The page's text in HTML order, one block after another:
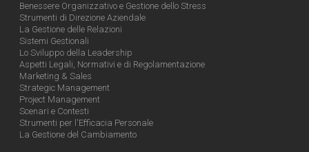
Benessere Organizzativo e Gestione dello Stress
Strumenti di Direzione Aziendale
La Gestione delle Relazioni
Sistemi Gestionali
Lo Sviluppo della Leadership
Aspetti Legali, Normativi e di Regolamentazione
Marketing & Sales
Strategic Management
Project Management
Scenari e Contesti
Strumenti per l'Efficacia Personale
La Gestione del Cambiamento